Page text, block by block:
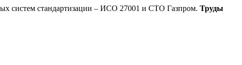
систем стандартизации – ИСО 27001 и СТО Газпром. Труды